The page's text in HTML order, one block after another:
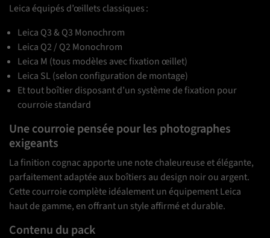
Leica équipés d’œillets classiques :
Leica Q3 & Q3 Monochrom
Leica Q2 / Q2 Monochrom
Leica M (tous modèles avec fixation œillet)
Leica SL (selon configuration de montage)
Et tout boîtier disposant d’un système de fixation pour
courroie standard
Une courroie pensée pour les photographes
exigeants
La finition cognac apporte une note chaleureuse et élégante,
parfaitement adaptée aux boîtiers au design noir ou argent.
Cette courroie complète idéalement un équipement Leica
haut de gamme, en offrant un style affirmé et durable.
Contenu du pack